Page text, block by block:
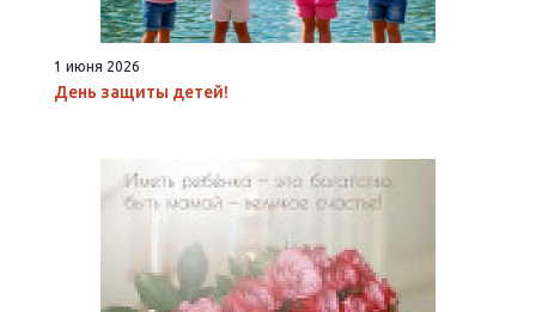
1 июня 2026
День защиты детей!